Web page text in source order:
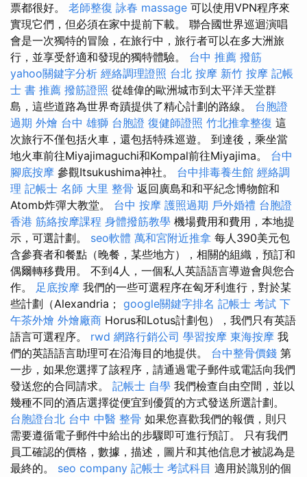
票都很好。 老師整復 詠春 massage 可以使用VPN程序來
實現它們，但必須在家中提前下載。 聯合國世界巡迴演唱
會是一次獨特的冒險，在旅行中，旅行者可以在多大洲旅
行，並享受舒適和發現的獨特體驗。 台中 推薦 撥筋
yahoo關鍵字分析 經絡調理證照 台北 按摩 新竹 按摩 記帳
士 書 推薦 撥筋證照 從雄偉的歐洲城市到太平洋天堂群
島，這些道路為世界奇蹟提供了精心計劃的路線。 台胞證
過期 外燴 台中 雄獅 台胞證 復健師證照 竹北推拿整復 這
次旅行不僅包括火車，還包括特殊巡遊。 到達後，乘坐當
地火車前往Miyajimaguchi和Kompal前往Miyajima。 台中
腳底按摩 參觀Itsukushima神社。 台中排毒養生館 經絡調
理 記帳士 名師 大里 整骨 返回廣島和和平紀念博物館和
Atomb炸彈大教堂。 台中 按摩 護照過期 戶外婚禮 台胞證
香港 筋絡按摩課程 身體撥筋教學 機場費用和費用，本地提
示，可選計劃。 seo軟體 萬和宮附近推拿 每人390美元包
含參賽者和餐點（晚餐，某些地方），相關的組織，預訂和
偶爾轉移費用。 不到4人，一個私人英語語言導遊會與您合
作。 足底按摩 我們的一些可選程序在匈牙利進行，對於某
些計劃（Alexandria； google關鍵字排名 記帳士 考試 下
午茶外燴 外燴廠商 Horus和Lotus計劃包），我們只有英語
語言可選程序。 rwd 網路行銷公司 學習按摩 東海按摩 我
們的英語語言助理可在沿海目的地提供。 台中整骨價錢 第
一步，如果您選擇了該程序，請通過電子郵件或電話向我們
發送您的合同請求。 記帳士 自學 我們檢查自由空間，並以
幾種不同的酒店選擇從便宜到優質的方式發送所選計劃。
台胞證台北 台中 中醫 整骨 如果您喜歡我們的報價，則只
需要遵循電子郵件中給出的步驟即可進行預訂。 只有我們
員工確認的價格，數據，描述，圖片和其他信息才被認為是
最終的。 seo company 記帳士 考試科目 適用於識別的個